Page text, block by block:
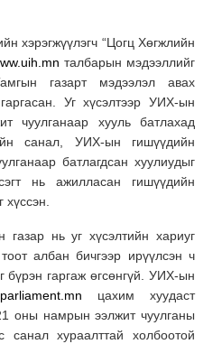
“Цогц Хөгжлийн
талбарын мэдээллийг
газарт мэдээлэл авах
Уг хүсэлтээр УИХ-ын
чуулганаар хууль батлахад
санал, УИХ-ын гишүүдийн
батлагдсан хуулиудыг
нь ажилласан гишүүдийн
хүссэн.
нь уг хүсэлтийн хариуг
албан бичгээр ирүүлсэн ч
бүрэн гаргаж өгсөнгүй. УИХ-ын
цахим хуудаст
оны намрын ээлжит чуулганы
санал хураалттай холбоотой